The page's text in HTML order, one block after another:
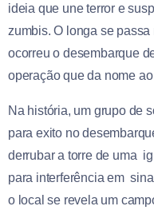
ideia que une terror e
zumbis. O longa se
ocorreu o desembarque
operação que da nome
Na história, um grupo de
para exito no
derrubar a torre de uma
para interferência em
o local se revela um